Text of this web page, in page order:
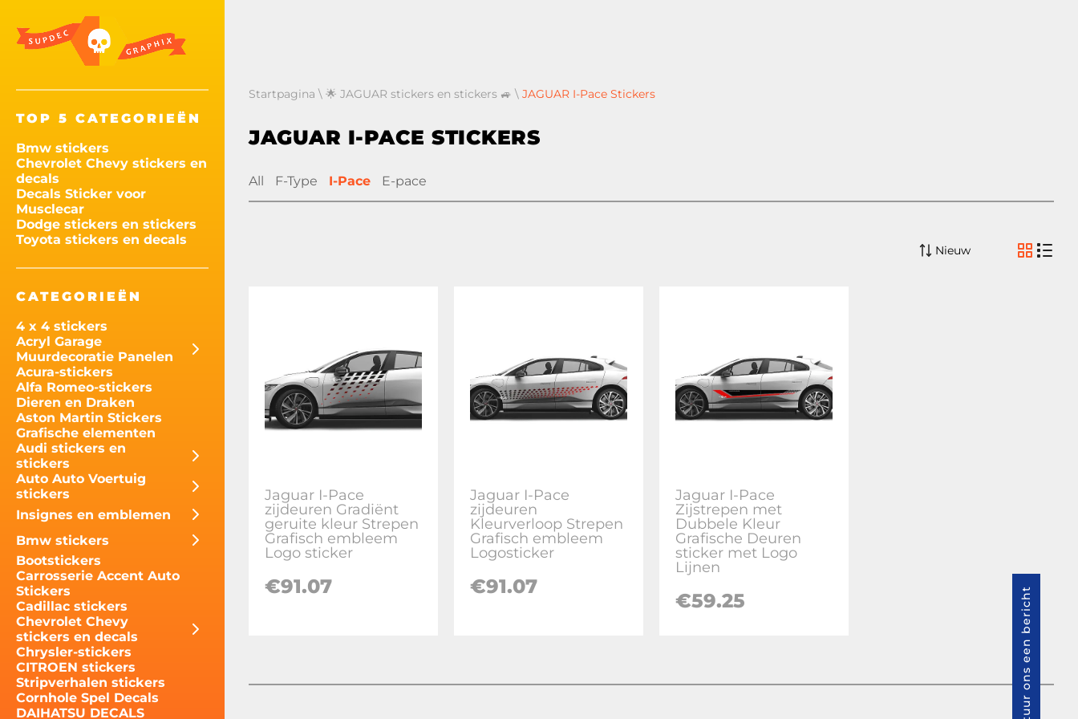
TOP 5 CATEGORIEËN
Bmw stickers
Chevrolet Chevy stickers en
decals
Decals Sticker voor
Musclecar
Dodge stickers en stickers
Toyota stickers en decals
CATEGORIEËN
4 x 4 stickers
Acryl Garage
Muurdecoratie Panelen
Acura-stickers
Alfa Romeo-stickers
Dieren en Draken
Aston Martin Stickers
Grafische elementen
Audi stickers en
stickers
Auto Auto Voertuig
stickers
Insignes en emblemen
Bmw stickers
Bootstickers
Carrosserie Accent Auto
Stickers
Cadillac stickers
Chevrolet Chevy
stickers en decals
Chrysler-stickers
CITROEN stickers
Stripverhalen stickers
Cornhole Spel Decals
DAIHATSU DECALS
Startpagina \ 🌟 JAGUAR stickers en stickers 🚙 \ JAGUAR I-Pace Stickers
JAGUAR I-PACE STICKERS
All F-Type I-Pace E-pace
Nieuw
Jaguar I-Pace
zijdeuren Gradiënt
geruite kleur Strepen
Grafisch embleem
Logo sticker
€91.07
Jaguar I-Pace
zijdeuren
Kleurverloop Strepen
Grafisch embleem
Logosticker
€91.07
Jaguar I-Pace
Zijstrepen met
Dubbele Kleur
Grafische Deuren
sticker met Logo
Lijnen
€59.25 Stuur ons een bericht